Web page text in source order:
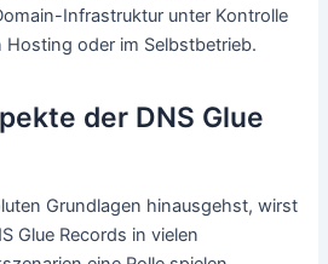
Infrastruktur unter Kontrolle
oder im Selbstbetrieb.
der DNS Glue
Grundlagen hinausgehst, wirst
Glue Records in vielen